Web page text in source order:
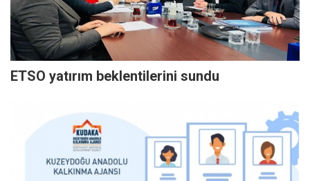
ETSO yatırım beklentilerini sundu